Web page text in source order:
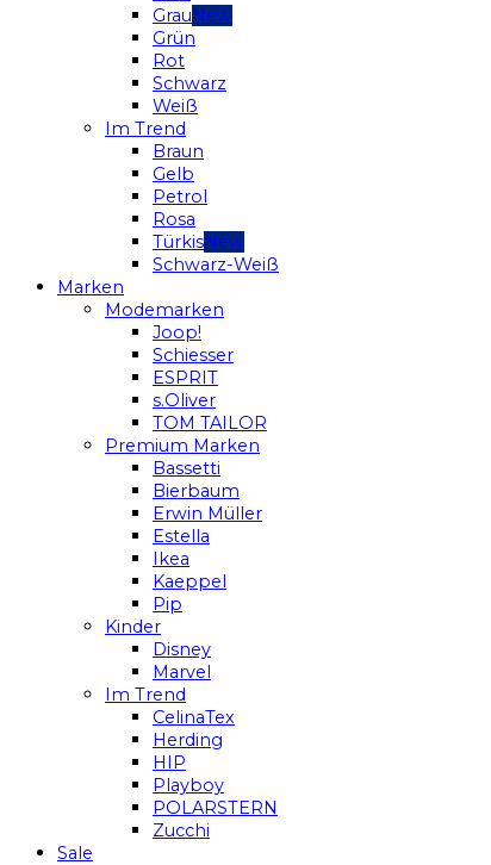
Grau
Grün
Rot
Schwarz
Weiß
Im Trend
Braun
Gelb
Petrol
Rosa
Türkis
Schwarz-Weiß
Marken
Modemarken
Joop!
Schiesser
ESPRIT
s.Oliver
TOM TAILOR
Premium Marken
Bassetti
Bierbaum
Erwin Müller
Estella
Ikea
Kaeppel
Pip
Kinder
Disney
Marvel
Im Trend
CelinaTex
Herding
HIP
Playboy
POLARSTERN
Zucchi
Sale